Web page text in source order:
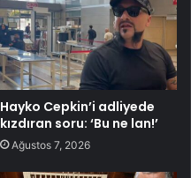
Hayko Cepkin’i adliyede
kızdıran soru: ‘Bu ne lan!’
Ağustos 7, 2026